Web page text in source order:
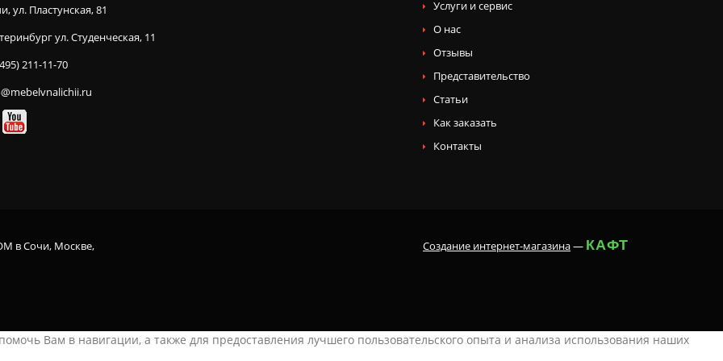
ул. Пластунская, 81
ул. Студенческая, 11
211-11-70
Услуги и сервис
О нас
Отзывы
Представительство
Статьи
Как заказать
Контакты
в Сочи, Москве,
Создание интернет-магазина— КАФТ
Вам в навигации, а также для предоставления лучшего пользовательского опыта и анализа использования наших